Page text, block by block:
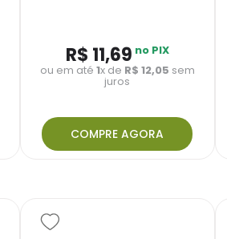
R$ 11,69 no PIX
ou em até 1x de R$ 12,05 sem
juros
COMPRE AGORA